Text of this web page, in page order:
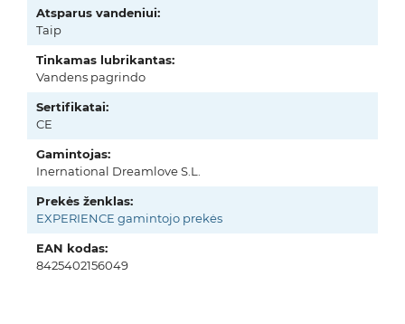
Atsparus vandeniui:
Taip
Tinkamas lubrikantas:
Vandens pagrindo
Sertifikatai:
CE
Gamintojas:
Inernational Dreamlove S.L.
Prekės ženklas:
EXPERIENCE gamintojo prekės
EAN kodas:
8425402156049